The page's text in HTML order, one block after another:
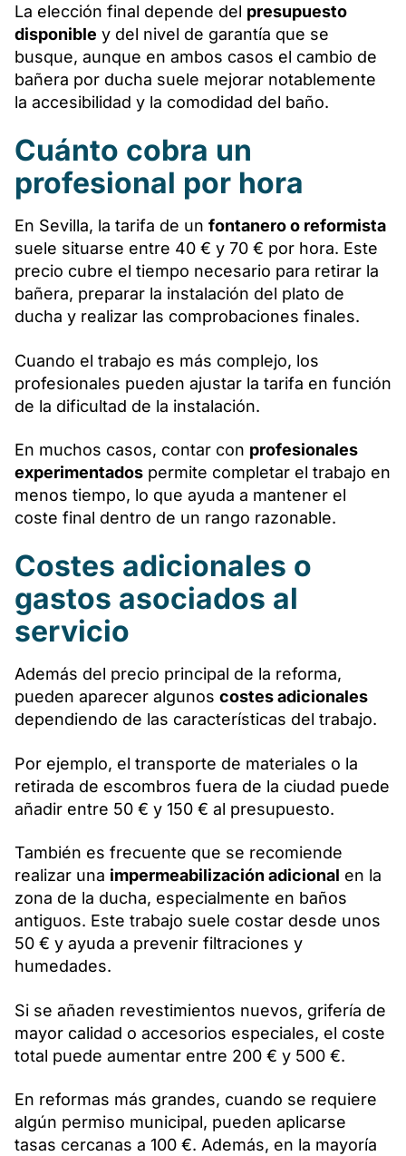
La elección final depende del presupuesto
disponible y del nivel de garantía que se
busque, aunque en ambos casos el cambio de
bañera por ducha suele mejorar notablemente
la accesibilidad y la comodidad del baño.
Cuánto cobra un
profesional por hora
En Sevilla, la tarifa de un fontanero o reformista
suele situarse entre 40 € y 70 € por hora. Este
precio cubre el tiempo necesario para retirar la
bañera, preparar la instalación del plato de
ducha y realizar las comprobaciones finales.
Cuando el trabajo es más complejo, los
profesionales pueden ajustar la tarifa en función
de la dificultad de la instalación.
En muchos casos, contar con profesionales
experimentados permite completar el trabajo en
menos tiempo, lo que ayuda a mantener el
coste final dentro de un rango razonable.
Costes adicionales o
gastos asociados al
servicio
Además del precio principal de la reforma,
pueden aparecer algunos costes adicionales
dependiendo de las características del trabajo.
Por ejemplo, el transporte de materiales o la
retirada de escombros fuera de la ciudad puede
añadir entre 50 € y 150 € al presupuesto.
También es frecuente que se recomiende
realizar una impermeabilización adicional en la
zona de la ducha, especialmente en baños
antiguos. Este trabajo suele costar desde unos
50 € y ayuda a prevenir filtraciones y
humedades.
Si se añaden revestimientos nuevos, grifería de
mayor calidad o accesorios especiales, el coste
total puede aumentar entre 200 € y 500 €.
En reformas más grandes, cuando se requiere
algún permiso municipal, pueden aplicarse
tasas cercanas a 100 €. Además, en la mayoría